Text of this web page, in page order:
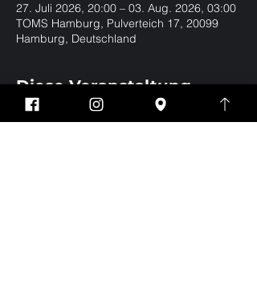
27. Juli 2026, 20:00 – 03. Aug. 2026, 03:00
TOMS Hamburg, Pulverteich 17, 20099
Hamburg, Deutschland
Diese Veranstaltung
teilen